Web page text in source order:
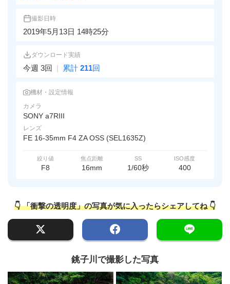
撮影日時
2019年5月13日 14時25分
ダウンロード実績
今週 3回 | 累計 211回
機材・設定情報
カメラ
SONY a7RIII
レンズ
FE 16-35mm F4 ZA OSS (SEL1635Z)
絞り値
F8
焦点距離
16mm
SS
1/60秒
ISO感度
400
👇 「衝撃の透明度」の写真が気に入ったらシェアしてね 👇
銚子川で撮影した写真